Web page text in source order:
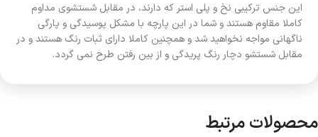
این جنس ترکیبی نخ و پلی استر که دارند، در مقابل شستشوی مداوم
کاملا مقاوم هستند و شما در این پارچه با مشکل پوسیدگی و پارگی
ناگهانی مواجه نخواهید شد و همچنین کاملا دارای ثبات رنگ هستند و در
مقابل شستشو دچار رنگ پریدگی و از بین رفتن طرح نمی گردد.
محصولات مرتبط